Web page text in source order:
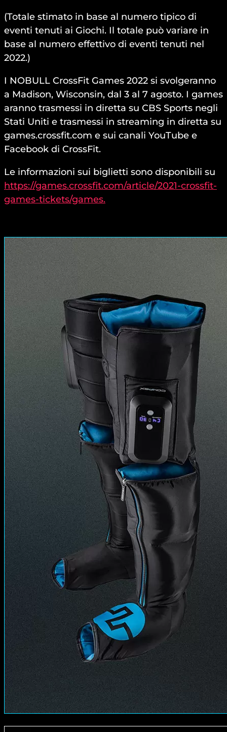
(Totale stimato in base al numero tipico di
eventi tenuti ai Giochi. Il totale può variare in
base al numero effettivo di eventi tenuti nel
2022.)
I NOBULL CrossFit Games 2022 si svolgeranno
a Madison, Wisconsin, dal 3 al 7 agosto. I games
aranno trasmessi in diretta su CBS Sports negli
Stati Uniti e trasmessi in streaming in diretta su
games.crossfit.com e sui canali YouTube e
Facebook di CrossFit.
Le informazioni sui biglietti sono disponibili su
https://games.crossfit.com/article/2021-crossfit-
games-tickets/games.